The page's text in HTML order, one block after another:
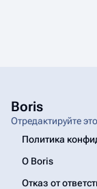
Boris
Отредактируйте
Политика
О Boris
Отказ от